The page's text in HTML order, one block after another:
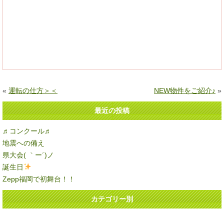
« 運転の仕方＞＜ NEW物件をご紹介♪ »
最近の投稿
♬コンクール♬
地震への備え
県大会( ｀ー´)ノ
誕生日
Zepp福岡で初舞台！！
カテゴリー別